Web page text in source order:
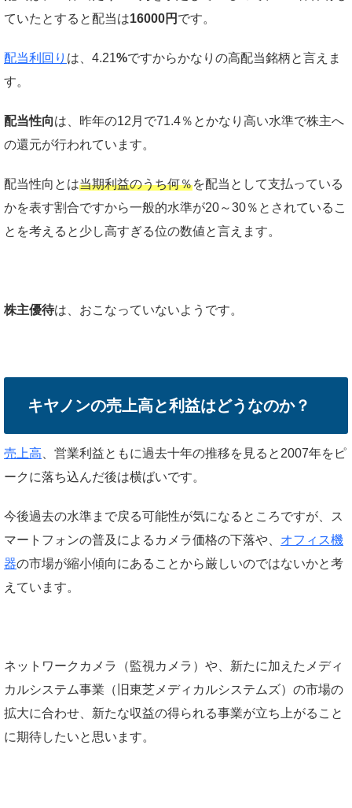
ていたとすると配当は16000円 です。
配当利回り は、4.21%ですからかなりの高配当銘柄と言えま
す。
配当性向は、昨年の12月で71.4％とかなり高い水準で株主へ
の還元が行われています。
配当性向とは当期利益のうち何％を配当として支払っている
かを表す割合ですから一般的水準が20～30％とされているこ
とを考えると少し高すぎる位の数値と言えます。
株主優待は、おこなっていないようです。
キヤノンの売上高と利益はどうなのか？
売上高 、営業利益ともに過去十年の推移を見ると2007年をピ
ークに落ち込んだ後は横ばいです。
今後過去の水準まで戻る可能性が気になるところですが、ス
マートフォンの普及によるカメラ価格の下落や、 オフィス機
器の市場が縮小傾向にあることから厳しいのではないかと考
えています。
ネットワークカメラ（監視カメラ）や、新たに加えたメディ
カルシステム事業（旧東芝メディカルシステムズ）の市場の
拡大に合わせ、新たな収益の得られる事業が立ち上がること
に期待したいと思います。